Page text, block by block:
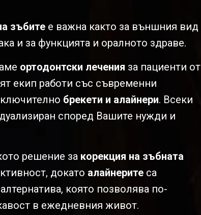
зъбитее важна както за външния вид
и за функцията и оралното здраве.
ортодонтски лечения за пациенти от
екип работи със съвременни
брекети и алайнери. Всеки
според Вашите нужди и
решение за корекция на зъбната
докато алайнеритеса
която позволява по-
в ежедневния живот.